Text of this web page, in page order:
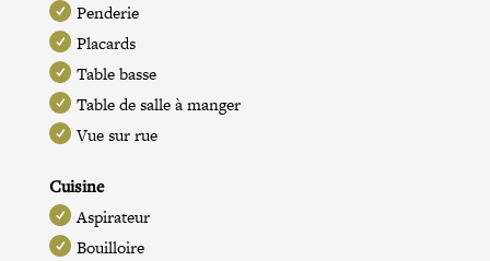
Penderie
Placards
Table basse
Table de salle à manger
Vue sur rue
Cuisine
Aspirateur
Bouilloire